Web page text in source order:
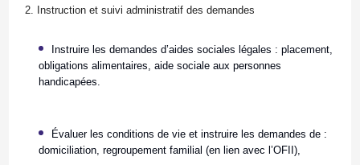
2. Instruction et suivi administratif des demandes
Instruire les demandes d’aides sociales légales : placement,
obligations alimentaires, aide sociale aux personnes
handicapées.
Évaluer les conditions de vie et instruire les demandes de :
domiciliation, regroupement familial (en lien avec l’OFII),